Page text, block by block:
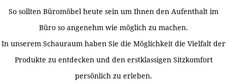
So sollten Büromöbel heute sein um Ihnen den Aufenthalt im
Büro so angenehm wie möglich zu machen.
In unserem Schauraum haben Sie die Möglichkeit die Vielfalt der
Produkte zu entdecken und den erstklassigen Sitzkomfort
persönlich zu erleben.